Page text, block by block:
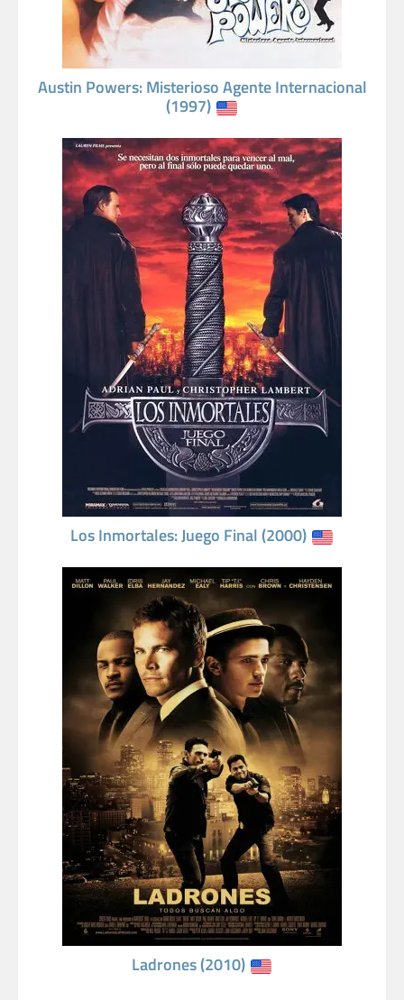
Austin Powers: Misterioso Agente Internacional
(1997)
Los Inmortales: Juego Final (2000)
Ladrones (2010)